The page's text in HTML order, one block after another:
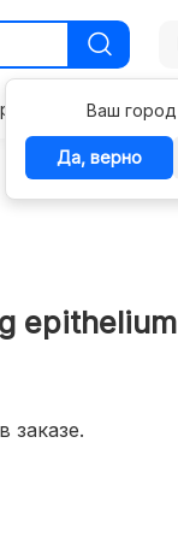
Ваш
Да, верно
Контакты
epithelium
заказе.